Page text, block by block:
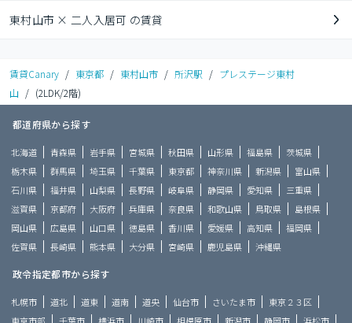
東村山市 × 二人入居可 の賃貸
賃貸Canary / 東京都 / 東村山市 / 所沢駅 / プレステージ東村
山 / (2LDK/2階)
都道府県から探す
北海道 青森県 岩手県 宮城県 秋田県 山形県 福島県
茨城県
栃木県
群馬県 埼玉県 千葉県 東京都 神奈川県 新潟県
富山県
石川県
福井県 山梨県 長野県 岐阜県 静岡県 愛知県
三重県
滋賀県
京都府 大阪府 兵庫県 奈良県 和歌山県 鳥取県
島根県
岡山県
広島県 山口県 徳島県 香川県 愛媛県 高知県
福岡県
佐賀県
長崎県 熊本県 大分県 宮崎県 鹿児島県 沖縄県
政令指定都市から探す
札幌市 道北 道東 道南 道央 仙台市 さいたま市
東京２３区